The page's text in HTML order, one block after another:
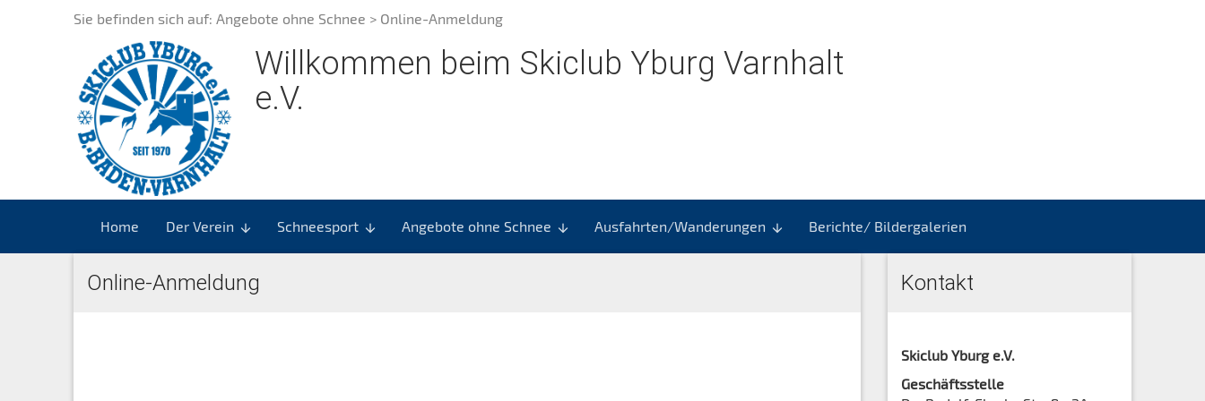
Sie befinden sich auf: Angebote ohne Schnee > Online-Anmeldung
Willkommen beim Skiclub Yburg Varnhalt
e.V.
Home Der Verein arrow_downward Schneesport arrow_downward Angebote ohne Schnee arrow_downward Ausfahrten/Wanderungen arrow_downward Berichte/ Bildergalerien
Online-Anmeldung Kontakt
Skiclub Yburg e.V.
Geschäftsstelle